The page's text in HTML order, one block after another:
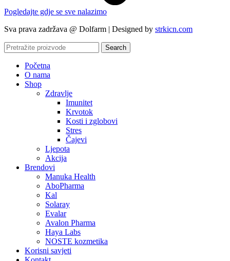
Pogledajte gdje se sve nalazimo
Sva prava zadržava @ Dolfarm | Designed by strkicn.com
Search
Početna
O nama
Shop
Zdravlje
Imunitet
Krvotok
Kosti i zglobovi
Stres
Čajevi
Ljepota
Akcija
Brendovi
Manuka Health
AboPharma
Kal
Solaray
Evalar
Avalon Pharma
Haya Labs
NOSTE kozmetika
Korisni savjeti